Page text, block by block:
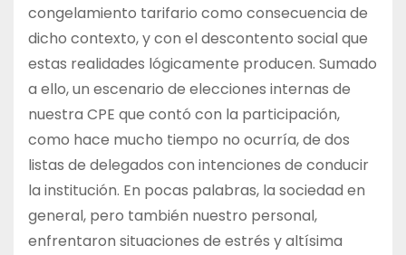
congelamiento tarifario como consecuencia de
dicho contexto, y con el descontento social que
estas realidades lógicamente producen. Sumado
a ello, un escenario de elecciones internas de
nuestra CPE que contó con la participación,
como hace mucho tiempo no ocurría, de dos
listas de delegados con intenciones de conducir
la institución. En pocas palabras, la sociedad en
general, pero también nuestro personal,
enfrentaron situaciones de estrés y altísima